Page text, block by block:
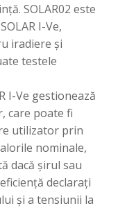
SOLAR02 este
I-Ve,
iradiere și
testele
I-Ve gestionează
care poate fi
utilizator prin
nominale,
dacă șirul sau
declarați
și a tensiunii la